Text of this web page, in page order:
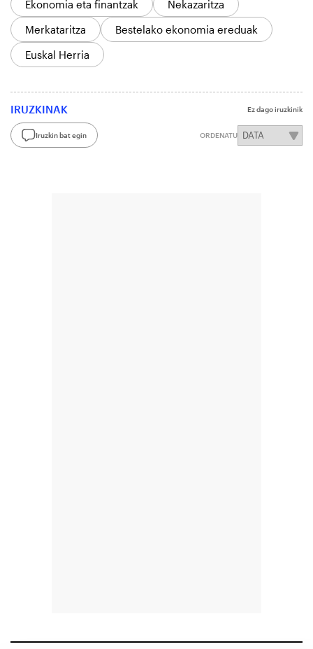
Ekonomia eta finantzak
Nekazaritza
Merkataritza
Bestelako ekonomia ereduak
Euskal Herria
IRUZKINAK Ez dago iruzkinik
Iruzkin bat egin ORDENATU